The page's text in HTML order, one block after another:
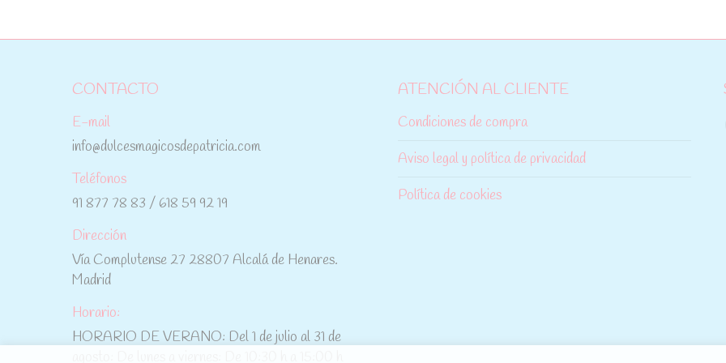
CONTACTO
E-mail
info@dulcesmagicosdepatricia.com
Teléfonos
91 877 78 83 / 618 59 92 19
Dirección
Vía Complutense 27 28807 Alcalá de Henares.
Madrid
Horario:
HORARIO DE VERANO: Del 1 de julio al 31 de
ATENCIÓN AL CLIENTE
Condiciones de compra
Aviso legal y política de privacidad
Política de cookies